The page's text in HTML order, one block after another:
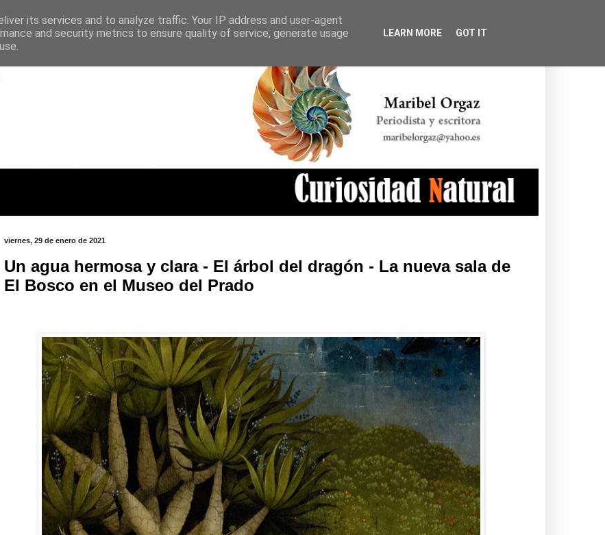
viernes, 29 de enero de 2021
Un agua hermosa y clara - El árbol del dragón - La nueva sala de
El Bosco en el Museo del Prado
its services and to analyze traffic. Your IP address and user-agent
and security metrics to ensure quality of service, generate usage
LEARN MORE GOT IT